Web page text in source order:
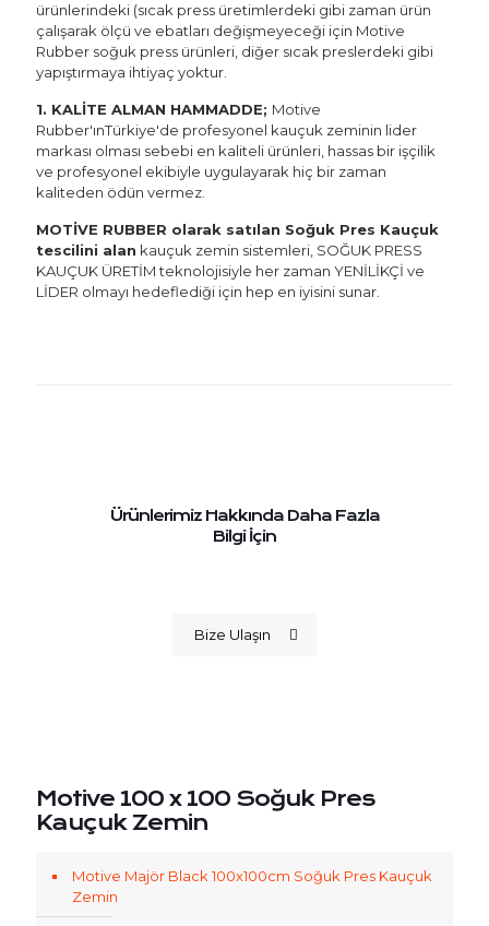
ürünlerindeki (sıcak press üretimlerdeki gibi zaman ürün
çalışarak ölçü ve ebatları değişmeyeceği için Motive
Rubber soğuk press ürünleri, diğer sıcak preslerdeki gibi
yapıştırmaya ihtiyaç yoktur.
1. KALİTE ALMAN HAMMADDE; Motive
Rubber'ınTürkiye'de profesyonel kauçuk zeminin lider
markası olması sebebi en kaliteli ürünleri, hassas bir işçilik
ve profesyonel ekibiyle uygulayarak hiç bir zaman
kaliteden ödün vermez.
MOTİVE RUBBER olarak satılan Soğuk Pres Kauçuk
tescilini alan kauçuk zemin sistemleri, SOĞUK PRESS
KAUÇUK ÜRETİM teknolojisiyle her zaman YENİLİKÇİ ve
LİDER olmayı hedeflediği için hep en iyisini sunar.
Ürünlerimiz Hakkında Daha Fazla
Bilgi İçin
Bize Ulaşın
Motive 100 x 100 Soğuk Pres
Kauçuk Zemin
Motive Majör Black 100x100cm Soğuk Pres Kauçuk
Zemin